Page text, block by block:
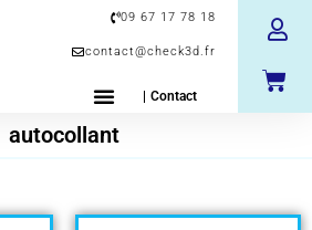
09 67 17 78 18
contact@check3d.fr
| Contact
autocollant